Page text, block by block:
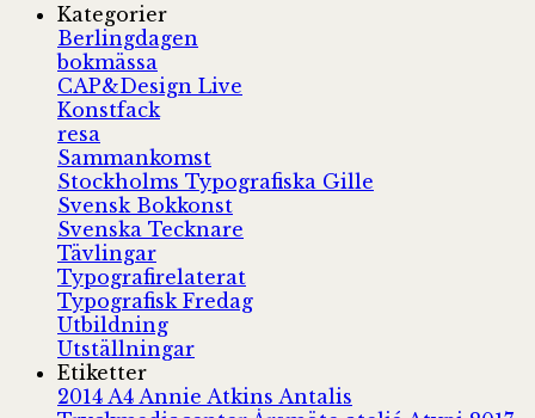
Kategorier
Berlingdagen
bokmässa
CAP&Design Live
Konstfack
resa
Sammankomst
Stockholms Typografiska Gille
Svensk Bokkonst
Svenska Tecknare
Tävlingar
Typografirelaterat
Typografisk Fredag
Utbildning
Utställningar
Etiketter
2014 A4 Annie Atkins Antalis